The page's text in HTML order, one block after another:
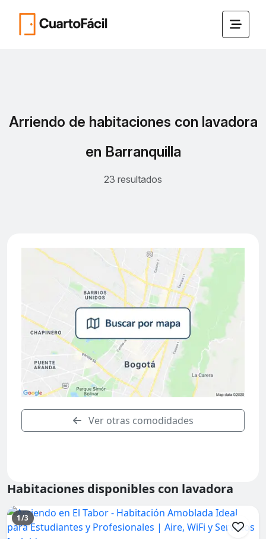
Arriendo de habitaciones con lavadora
en Barranquilla
23 resultados
Ver otras comodidades
Habitaciones disponibles con lavadora
1/3